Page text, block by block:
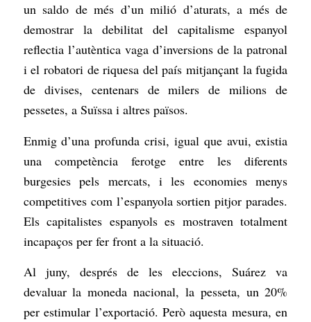
un saldo de més d’un milió d’aturats, a més de
demostrar la debilitat del capitalisme espanyol
reflectia l’autèntica vaga d’inversions de la patronal
i el robatori de riquesa del país mitjançant la fugida
de divises, centenars de milers de milions de
pessetes, a Suïssa i altres països.
Enmig d’una profunda crisi, igual que avui, existia
una competència ferotge entre les diferents
burgesies pels mercats, i les economies menys
competitives com l’espanyola sortien pitjor parades.
Els capitalistes espanyols es mostraven totalment
incapaços per fer front a la situació.
Al juny, després de les eleccions, Suárez va
devaluar la moneda nacional, la pesseta, un 20%
per estimular l’exportació. Però aquesta mesura, en